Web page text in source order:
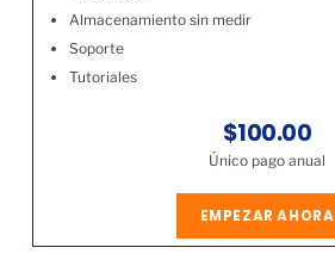
Almacenamiento sin medir
Soporte
Tutoriales
$100.00
Único pago anual
EMPEZAR AHORA